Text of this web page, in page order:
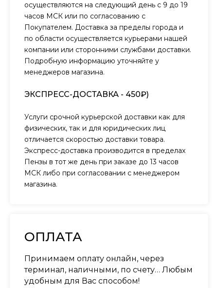
осуществляются на следующий день с 9 до 19
часов МСК или по согласованию с
Покупателем. Доставка за пределы города и
по области осуществляется курьерами нашей
компании или сторонними службами доставки.
Подробную информацию уточняйте у
менеджеров магазина.
ЭКСПРЕСС-ДОСТАВКА - 450₽)
Услуги срочной курьерской доставки как для
физических, так и для юридических лиц
отличается скоростью доставки товара.
Экспресс-доставка производится в пределах
Пензы в тот же день при заказе до 13 часов
МСК либо при согласовании с менеджером
магазина.
ОПЛАТА
Принимаем оплату онлайн, через
терминал, наличными, по счету… Любым
удобным для Вас способом!